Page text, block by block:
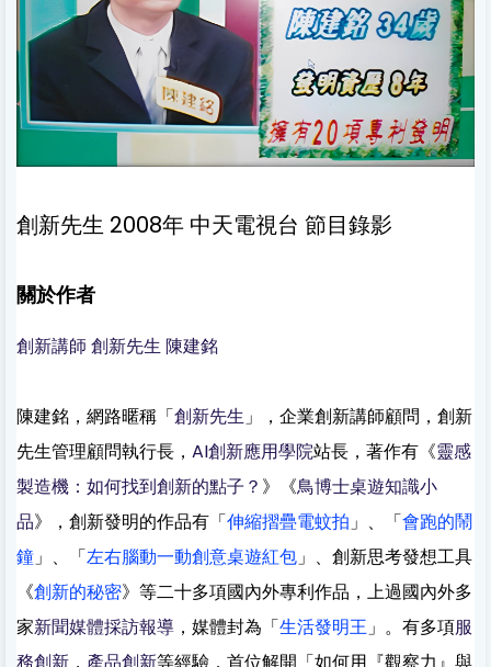
創新先生 2008年 中天電視台 節目錄影
關於作者
創新講師 創新先生 陳建銘
陳建銘，網路暱稱「創新先生」，企業創新講師顧問，創新
先生管理顧問執行長， AI創新應用學院站長，著作有《靈感
製造機：如何找到創新的點子？ 》《鳥博士桌遊知識小
品》，創新發明的作品有「伸縮摺疊電蚊拍」、「會跑的鬧
鐘」、「左右腦動一動創意桌遊紅包」、創新思考發想工具
《創新的秘密》等二十多項國內外專利作品，上過國內外多
家新聞媒體採訪報導 ，媒體封為「生活發明王」。有多項服
務創新 ， 產品創新等經驗，首位解開「如何用『觀察力』與